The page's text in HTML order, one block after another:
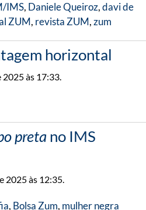
IMS, Daniele Queiroz,davi de
ZUM, revista ZUM,zum
horizontal
2025 às 17:33.
preta no IMS
2025 às 12:35.
, Bolsa Zum, mulher negra